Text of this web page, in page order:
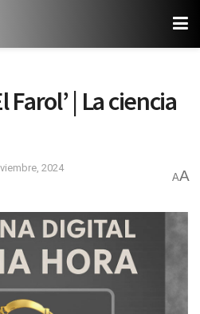
Farol’ | La ciencia
2024
AA